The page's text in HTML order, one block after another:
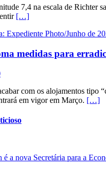
7,4 na escala de Richter
[…]
medidas para
com os alojamentos tipo
em vigor em Março. […]
a nova Secretária para a